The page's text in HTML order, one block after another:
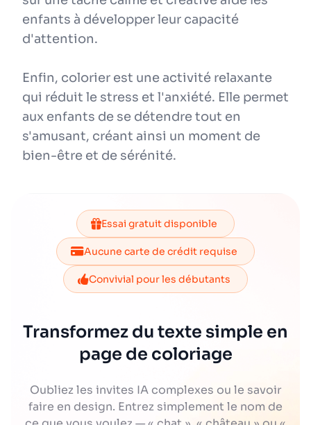
enfants à développer leur capacité
d'attention.
Enfin, colorier est une activité relaxante
qui réduit le stress et l'anxiété. Elle permet
aux enfants de se détendre tout en
s'amusant, créant ainsi un moment de
bien-être et de sérénité.
Essai gratuit disponible
Aucune carte de crédit requise
Convivial pour les débutants
Transformez du texte simple en
page de coloriage
Oubliez les invites IA complexes ou le savoir
faire en design. Entrez simplement le nom de